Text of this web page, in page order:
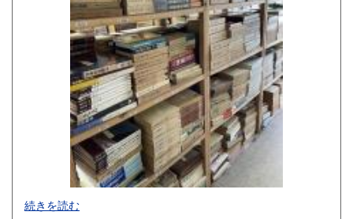
1,500円
-
続きを読む